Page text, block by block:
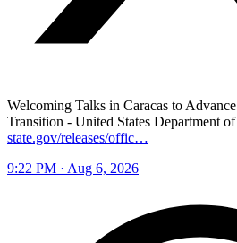
Welcoming Talks in Caracas to
Transition - United States Department of
state.gov/releases/offic…
9:22 PM · Aug 6, 2026